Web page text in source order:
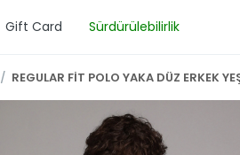
Gift Card Sürdürülebilirlik
/ REGULAR FİT POLO YAKA DÜZ ERKEK